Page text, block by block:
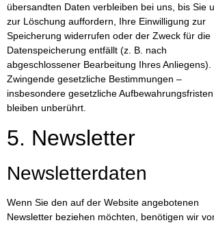
übersandten Daten verbleiben bei uns, bis Sie
zur Löschung auffordern, Ihre Einwilligung zur
Speicherung widerrufen oder der Zweck für die
Datenspeicherung entfällt (z. B. nach
abgeschlossener Bearbeitung Ihres Anliegens).
Zwingende gesetzliche Bestimmungen –
insbesondere gesetzliche
bleiben unberührt.
5. Newsletter
Newsletter­daten
Wenn Sie den auf der Website angebotenen
Newsletter beziehen möchten, benötigen wir